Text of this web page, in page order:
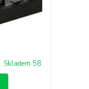
Skladem 58